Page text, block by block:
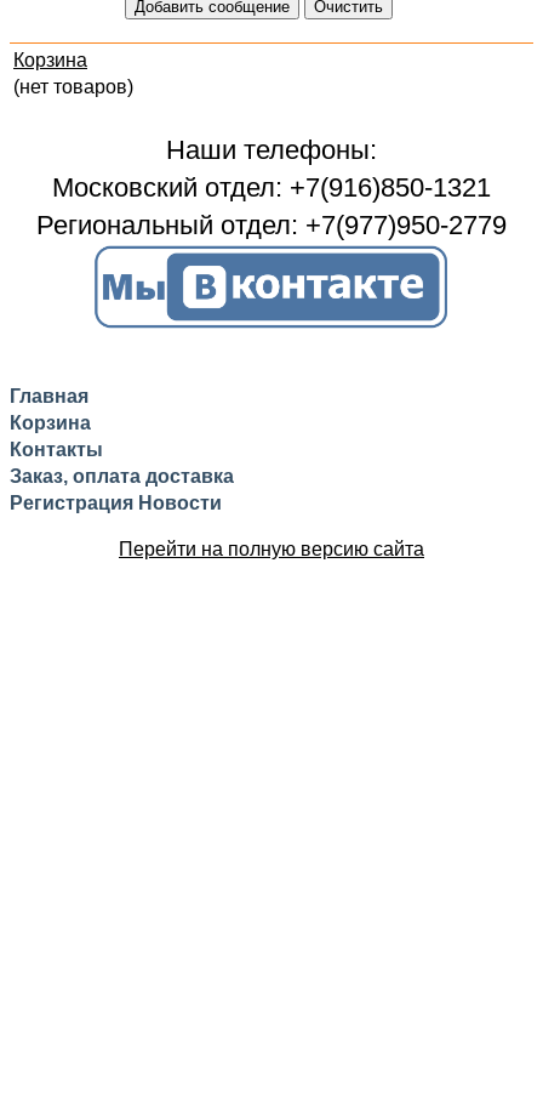
Корзина
(нет товаров)
Наши телефоны:
Московский отдел: +7(916)850-1321
Региональный отдел: +7(977)950-2779
Главная
Корзина
Контакты
Заказ, оплата доставка
Регистрация Новости
Перейти на полную версию сайта